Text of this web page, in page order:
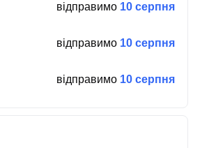
відправимо 10 серпня
відправимо 10 серпня
відправимо 10 серпня